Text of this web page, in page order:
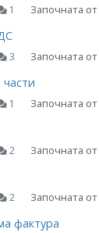
1 Започната от
3 Започната от
1 Започната от
2 Започната от
2 Започната от
фактура